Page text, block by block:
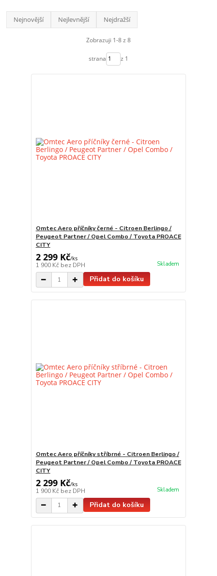
Nejnovější Nejlevnější Nejdražší
Zobrazuji 1-8 z 8
strana z 1
Omtec Aero příčníky černé - Citroen Berlingo /
Peugeot Partner / Opel Combo / Toyota PROACE
CITY
2 299 Kč/ks
1 900 Kč bez DPH Skladem
Přidat do košíku
Omtec Aero příčníky stříbrné - Citroen Berlingo /
Peugeot Partner / Opel Combo / Toyota PROACE
CITY
2 299 Kč/ks
1 900 Kč bez DPH Skladem
Přidat do košíku